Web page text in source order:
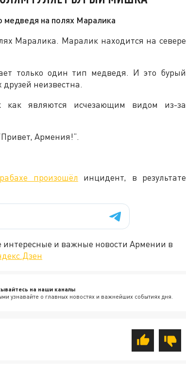
медведя на полях Маралика
Маралика. Маралик находится на севере
только один тип медведя. И это бурый
неизвестна.
являются исчезающим видом из-за
Армения!”.
произошёл инцидент, в результате
и важные новости Армении в
на наши каналы
узнавайте о главных новостях и важнейших событиях дня.